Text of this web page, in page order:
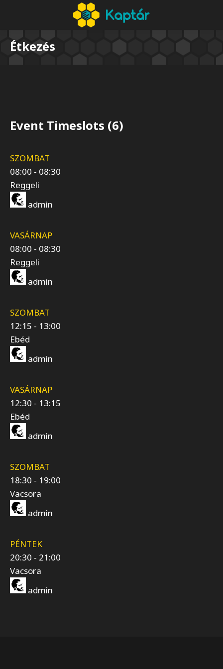
Étkezés
Event Timeslots (6)
SZOMBAT
08:00 - 08:30
Reggeli
admin
VASÁRNAP
08:00 - 08:30
Reggeli
admin
SZOMBAT
12:15 - 13:00
Ebéd
admin
VASÁRNAP
12:30 - 13:15
Ebéd
admin
SZOMBAT
18:30 - 19:00
Vacsora
admin
PÉNTEK
20:30 - 21:00
Vacsora
admin